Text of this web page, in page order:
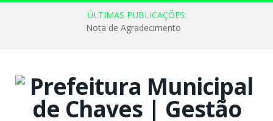
ÚLTIMAS PUBLICAÇÕES:
Nota de Agradecimento